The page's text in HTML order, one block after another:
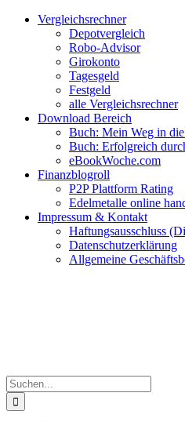
Zum
Facebook
Twitter
Instagram
Pinterest
YouTubeVergleichsrechner
Depotvergleich
Robo-Advisor
Girokonto
Tagesgeld
Festgeld
alle Vergleichsrechner
Download Bereich
Buch: Mein Weg in
Buch: Erfolgreich
eBookWoche.com
Finanzblogroll
P2P Plattform Rating
Edelmetalle online
Impressum & Kontakt
Haftungsausschluss
Datenschutzerklärung
Allgemeine
Suche
nach: